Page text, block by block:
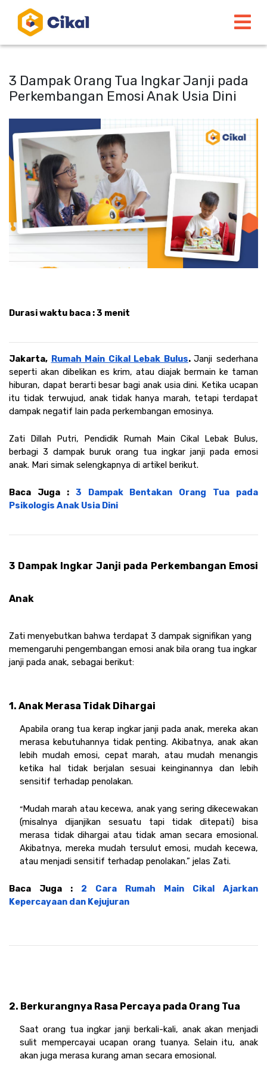
3 Dampak Orang Tua Ingkar Janji pada
Perkembangan Emosi Anak Usia Dini
Durasi waktu baca : 3 menit
Jakarta, Rumah Main Cikal Lebak Bulus. Janji sederhana
seperti akan dibelikan es krim, atau diajak bermain ke taman
hiburan, dapat berarti besar bagi anak usia dini. Ketika ucapan
itu tidak terwujud, anak tidak hanya marah, tetapi terdapat
dampak negatif lain pada perkembangan emosinya.
Zati Dillah Putri, Pendidik Rumah Main Cikal Lebak Bulus,
berbagi 3 dampak buruk orang tua ingkar janji pada emosi
anak. Mari simak selengkapnya di artikel berikut.
Baca Juga : 3 Dampak Bentakan Orang Tua pada
Psikologis Anak Usia Dini
3 Dampak Ingkar Janji pada Perkembangan Emosi
Anak
Zati menyebutkan bahwa terdapat 3 dampak signifikan yang
memengaruhi pengembangan emosi anak bila orang tua ingkar
janji pada anak, sebagai berikut:
1. Anak Merasa Tidak Dihargai
Apabila orang tua kerap ingkar janji pada anak, mereka akan
merasa kebutuhannya tidak penting. Akibatnya, anak akan
lebih mudah emosi, cepat marah, atau mudah menangis
ketika hal tidak berjalan sesuai keinginannya dan lebih
sensitif terhadap penolakan.
“Mudah marah atau kecewa, anak yang sering dikecewakan
(misalnya dijanjikan sesuatu tapi tidak ditepati) bisa
merasa tidak dihargai atau tidak aman secara emosional.
Akibatnya, mereka mudah tersulut emosi, mudah kecewa,
atau menjadi sensitif terhadap penolakan.” jelas Zati.
Baca Juga : 2 Cara Rumah Main Cikal Ajarkan
Kepercayaan dan Kejujuran
2. Berkurangnya Rasa Percaya pada Orang Tua
Saat orang tua ingkar janji berkali-kali, anak akan menjadi
sulit mempercayai ucapan orang tuanya. Selain itu, anak
akan juga merasa kurang aman secara emosional.